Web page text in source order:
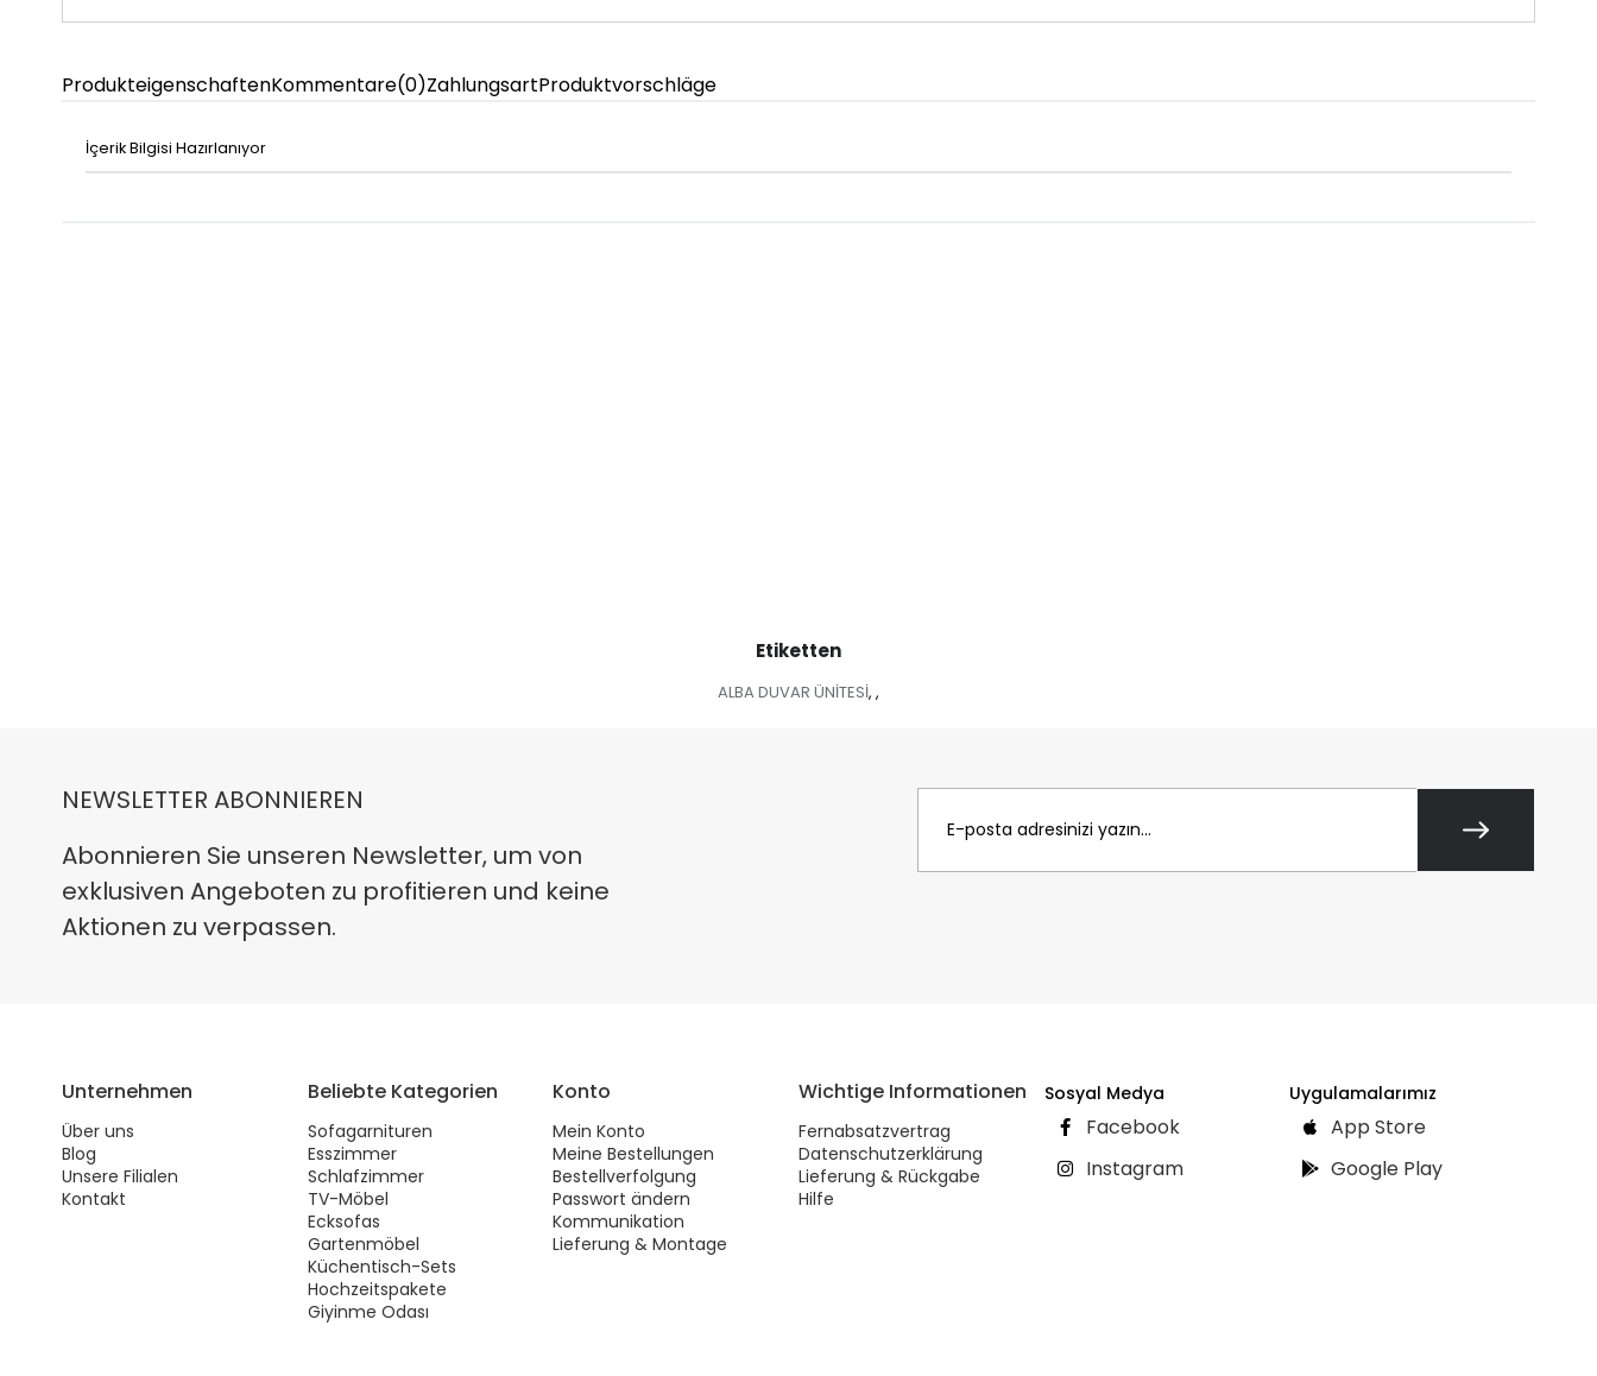
ProdukteigenschaftenKommentare(0)ZahlungsartProduktvorschläge
İçerik Bilgisi Hazırlanıyor
Etiketten
ALBA DUVAR ÜNİTESİ, ,
NEWSLETTER ABONNIEREN
Abonnieren Sie unseren Newsletter, um von
exklusiven Angeboten zu profitieren und keine
Aktionen zu verpassen.
Unternehmen
Über uns
Blog
Unsere Filialen
Kontakt
Beliebte Kategorien
Sofagarnituren
Esszimmer
Schlafzimmer
TV-Möbel
Ecksofas
Gartenmöbel
Küchentisch-Sets
Hochzeitspakete
Giyinme Odası
Konto
Mein Konto
Meine Bestellungen
Bestellverfolgung
Passwort ändern
Kommunikation
Lieferung & Montage
Wichtige Informationen
Fernabsatzvertrag
Datenschutzerklärung
Lieferung & Rückgabe
Hilfe
Sosyal Medya
Facebook
Instagram
Uygulamalarımız
App Store
Google Play